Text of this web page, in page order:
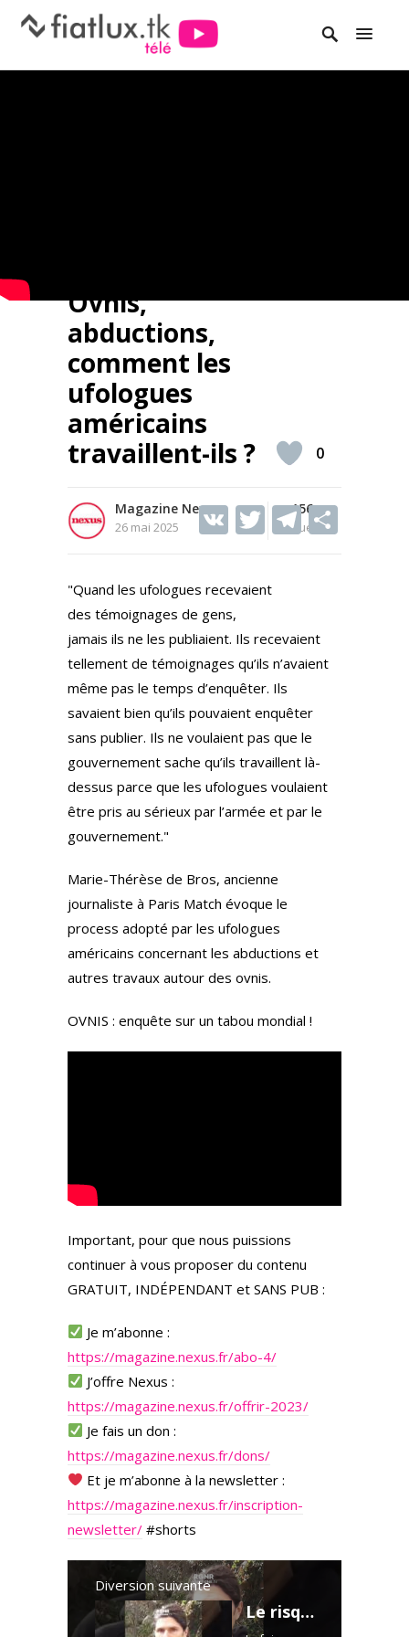
Ovnis,
abductions,
comment les
ufologues
américains
travaillent-ils ?
Magazine Nexus
26 mai 2025
156
Vues
V T
itt
er
T
a
m
0
"Quand les ufologues recevaient
des témoignages de gens,
jamais ils ne les publiaient. Ils recevaient
tellement de témoignages qu’ils n’avaient
même pas le temps d’enquêter. Ils
savaient bien qu’ils pouvaient enquêter
sans publier. Ils ne voulaient pas que le
gouvernement sache qu’ils travaillent là-
dessus parce que les ufologues voulaient
être pris au sérieux par l’armée et par le
gouvernement."
Marie-Thérèse de Bros, ancienne
journaliste à Paris Match évoque le
process adopté par les ufologues
américains concernant les abductions et
autres travaux autour des ovnis.
OVNIS : enquête sur un tabou mondial !
Important, pour que nous puissions
continuer à vous proposer du contenu
GRATUIT, INDÉPENDANT et SANS PUB :
Je m’abonne :
https://magazine.nexus.fr/abo-4/
J’offre Nexus :
https://magazine.nexus.fr/offrir-2023/
Je fais un don :
https://magazine.nexus.fr/dons/
Et je m’abonne à la newsletter :
https://magazine.nexus.fr/inscription-
newsletter/ #shorts
Diversion suivante
Le risque de réabsorption des déchets éliminés par le foie